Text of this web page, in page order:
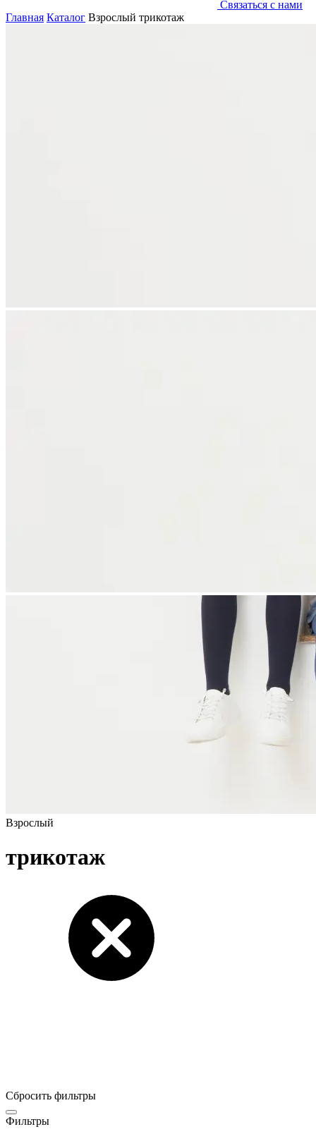
Связаться с нами
Главная Каталог Взрослый трикотаж
Взрослый
трикотаж
Сбросить фильтры
Фильтры